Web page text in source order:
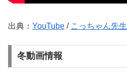
出典： YouTube / こっちゃん先生
冬動画情報